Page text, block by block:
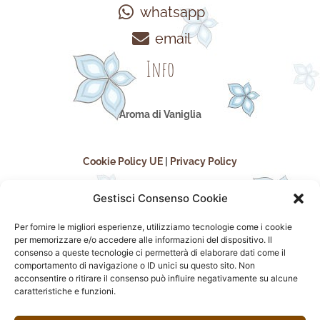
Gestisci Consenso Cookie
Per fornire le migliori esperienze, utilizziamo tecnologie come i cookie
per memorizzare e/o accedere alle informazioni del dispositivo. Il
consenso a queste tecnologie ci permetterà di elaborare dati come il
comportamento di navigazione o ID unici su questo sito. Non
acconsentire o ritirare il consenso può influire negativamente su alcune
caratteristiche e funzioni.
whatsapp
email
Info
Aroma di Vaniglia
Cookie Policy UE Privacy Policy
seguici sui social
F I P F